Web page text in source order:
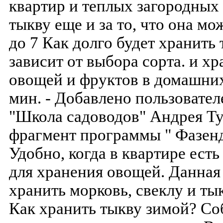
квартир и теплых
тыкву еще и за то, что она
до 7 Как долго будет
зависит от выбора сорта. и
овощей и фруктов в
мин. - Добавлено
"Школа садоводов" Андрея
фрагмент программы "
Удобно, когда в квартире
для хранения овощей. Данная
хранить морковь, свеклу и
Как хранить тыкву зимой?